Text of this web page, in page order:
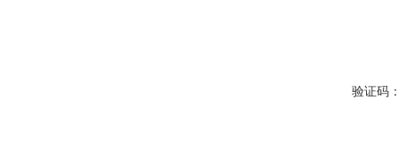
验证码